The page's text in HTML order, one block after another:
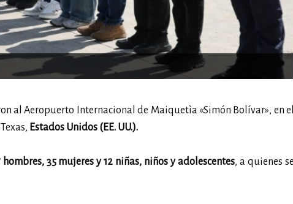
al Aeropuerto Internacional de Maiquetìa «Simón Bolívar», en el
Estados Unidos (EE. UU.).
hombres, 35 mujeres y 12 niñas, niños y adolescentes, a quienes se